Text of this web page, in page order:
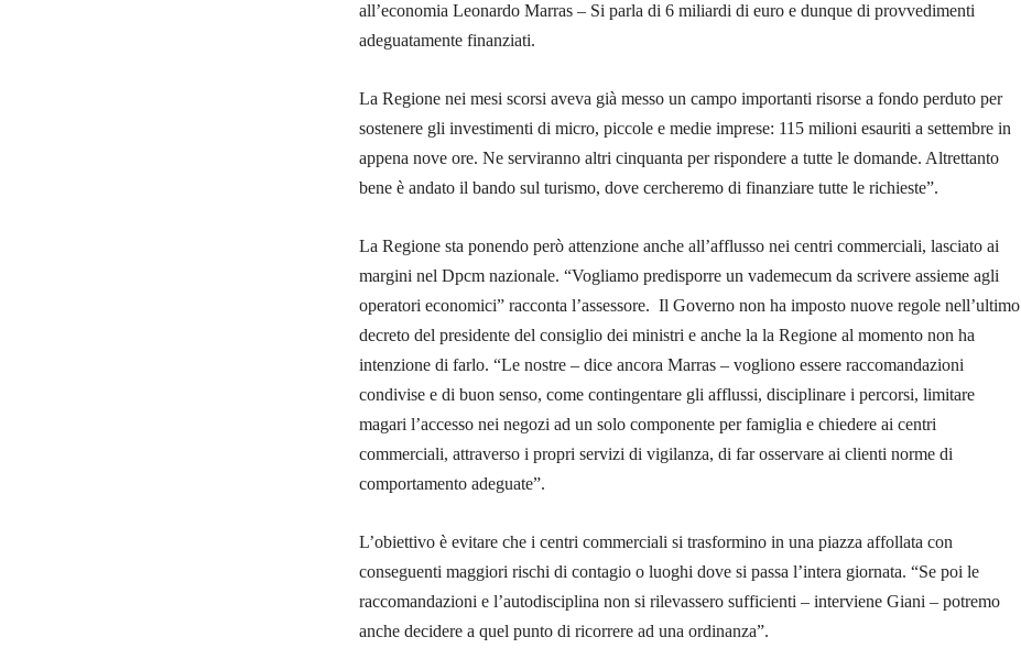
all’economia Leonardo Marras – Si parla di 6 miliardi di euro e dunque di provvedimenti
adeguatamente finanziati.
La Regione nei mesi scorsi aveva già messo un campo importanti risorse a fondo perduto per
sostenere gli investimenti di micro, piccole e medie imprese: 115 milioni esauriti a settembre in
appena nove ore. Ne serviranno altri cinquanta per rispondere a tutte le domande. Altrettanto
bene è andato il bando sul turismo, dove cercheremo di finanziare tutte le richieste”.
La Regione sta ponendo però attenzione anche all’afflusso nei centri commerciali, lasciato ai
margini nel Dpcm nazionale. “Vogliamo predisporre un vademecum da scrivere assieme agli
operatori economici” racconta l’assessore. Il Governo non ha imposto nuove regole nell’ultimo
decreto del presidente del consiglio dei ministri e anche la la Regione al momento non ha
intenzione di farlo. “Le nostre – dice ancora Marras – vogliono essere raccomandazioni
condivise e di buon senso, come contingentare gli afflussi, disciplinare i percorsi, limitare
magari l’accesso nei negozi ad un solo componente per famiglia e chiedere ai centri
commerciali, attraverso i propri servizi di vigilanza, di far osservare ai clienti norme di
comportamento adeguate”.
L’obiettivo è evitare che i centri commerciali si trasformino in una piazza affollata con
conseguenti maggiori rischi di contagio o luoghi dove si passa l’intera giornata. “Se poi le
raccomandazioni e l’autodisciplina non si rilevassero sufficienti – interviene Giani – potremo
anche decidere a quel punto di ricorrere ad una ordinanza”.